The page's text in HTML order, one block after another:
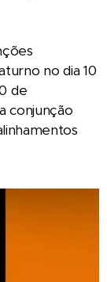
no dia 10
de
conjunção